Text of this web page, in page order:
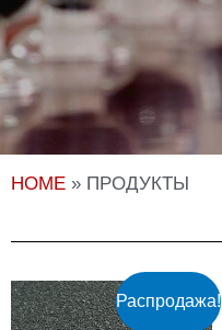
HOME » ПРОДУКТЫ
Распродажа!